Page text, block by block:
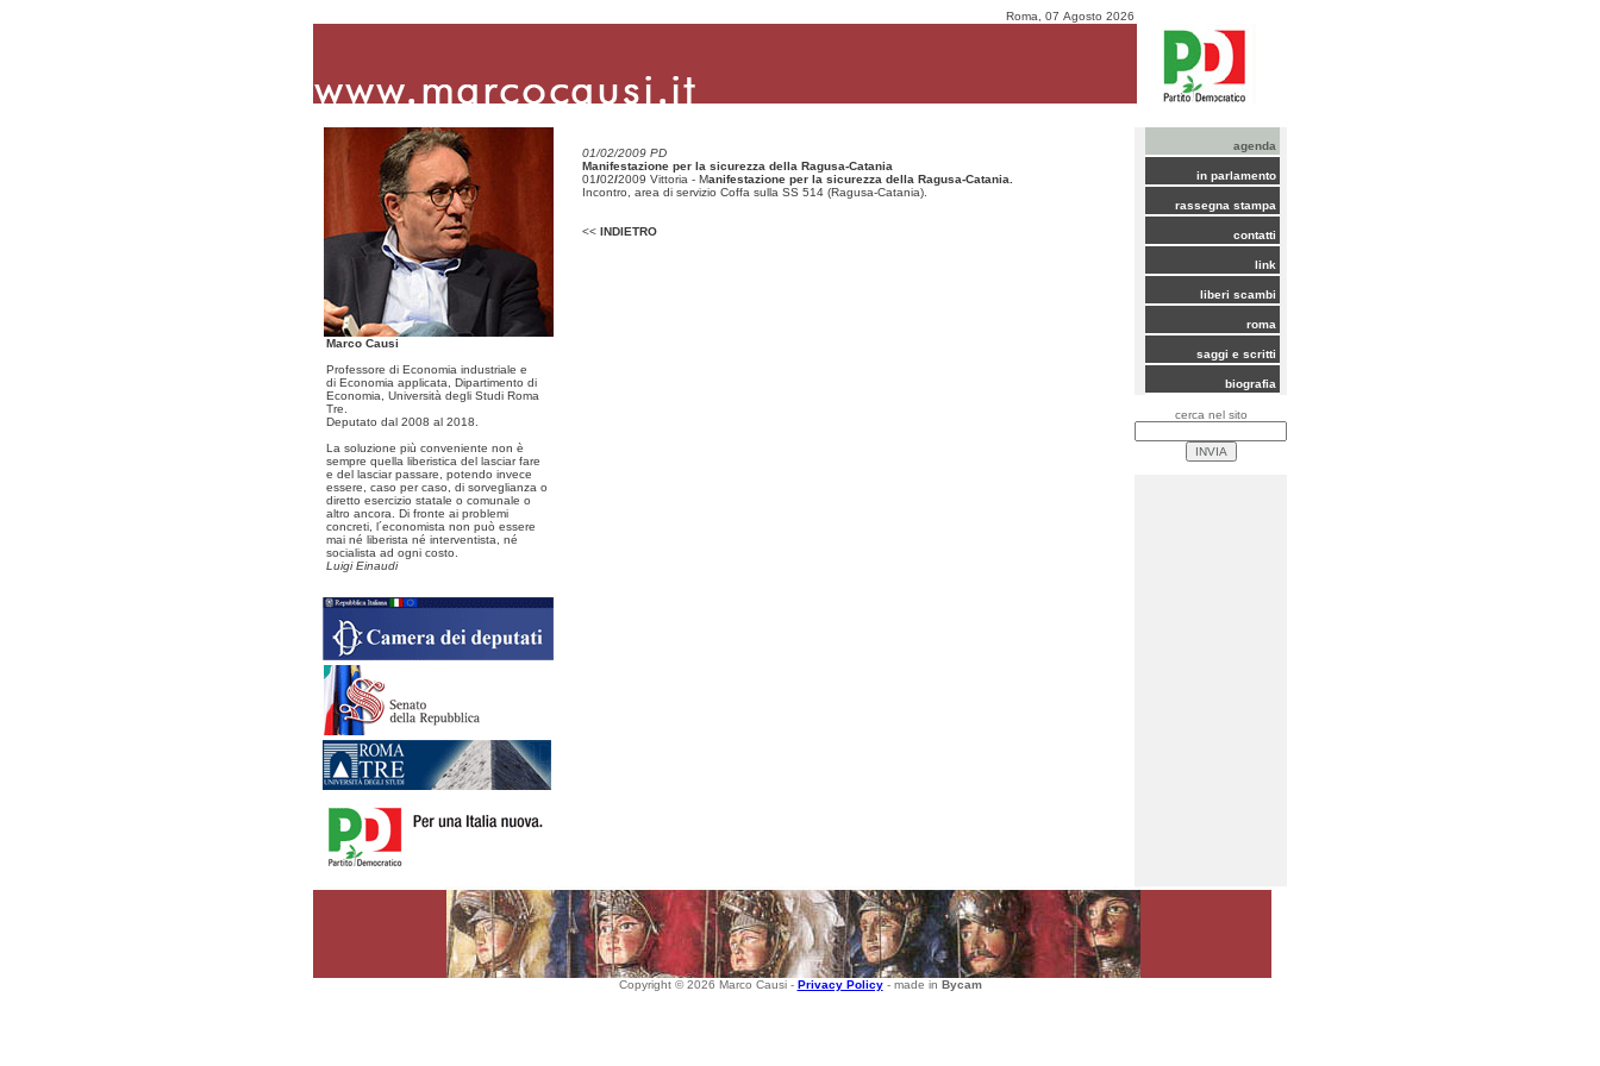
Roma, 07 Agosto 2026
Marco Causi
Professore di Economia industriale e
di Economia applicata, Dipartimento di
Economia, Università degli Studi Roma
Tre.
Deputato dal 2008 al 2018.
La soluzione più conveniente non è
sempre quella liberistica del lasciar fare
e del lasciar passare, potendo invece
essere, caso per caso, di sorveglianza o
diretto esercizio statale o comunale o
altro ancora. Di fronte ai problemi
concreti, l´economista non può essere
mai né liberista né interventista, né
socialista ad ogni costo.
Luigi Einaudi
01/02/2009 PD
Manifestazione per la sicurezza della Ragusa-Catania
01/02/2009 Vittoria - Manifestazione per la sicurezza della Ragusa-Catania.
Incontro, area di servizio Coffa sulla SS 514 (Ragusa-Catania).
<< INDIETRO
agenda
in parlamento
rassegna stampa
contatti
link
liberi scambi
roma
saggi e scritti
biografia
cerca nel sito
Copyright © 2026 Marco Causi - Privacy Policy- made in Bycam